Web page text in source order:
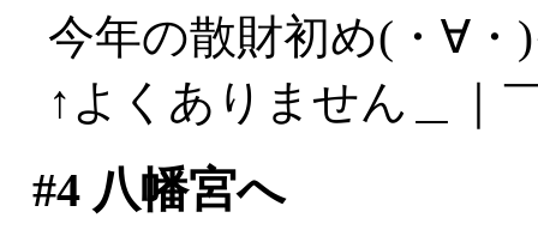
今年の散財初め(・∀・
↑よくありません＿｜
#4八幡宮へ